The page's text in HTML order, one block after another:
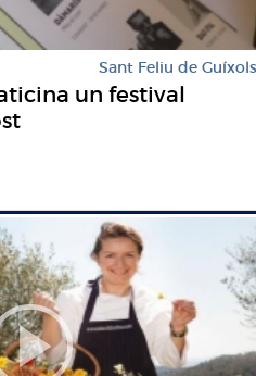
Sant Feliu de Guíxols
un festival